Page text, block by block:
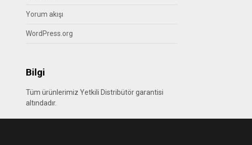
Yorum akışı
WordPress.org
Bilgi
Tüm ürünlerimiz Yetkili Distribütör garantisi
altındadır.